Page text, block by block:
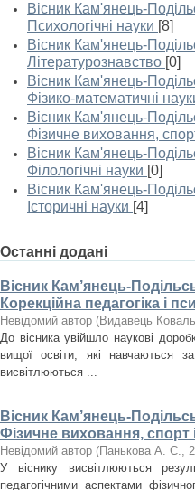
Вісник Кам'янець-
Психологічні науки [8]
Вісник Кам'янець-
Літературознавство [0]
Вісник Кам'янець-
Фізико-математичні
Вісник Кам'янець-
Фізичне виховання,
Вісник Кам'янець-
Філологічні науки [0]
Вісник Кам'янець-
Історичні науки [4]
Останні додані
Вісник Кам’янець-
Корекційна педагогіка і
Невідомий автор (Видавець
До вісника увійшло наукові
вищої освіти, які навчаються
висвітлюються ...
Вісник Кам’янець-
Фізичне виховання, спорт
Невідомий автор (Панькова А. С.,
У віснику висвітлюються
педагогічними аспектами